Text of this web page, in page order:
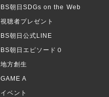
BS朝日SDGs on the Web
視聴者プレゼント
BS朝日公式LINE
BS朝日エピソード０
地方創生
GAME A
イベント